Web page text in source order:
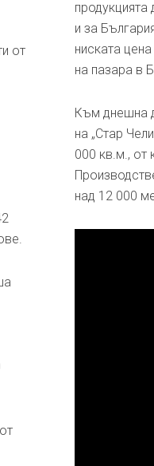
от
продукцията
и за
ниската
на пазара в
Към днешна
на „Стар
000 кв.м., от
над 12 000